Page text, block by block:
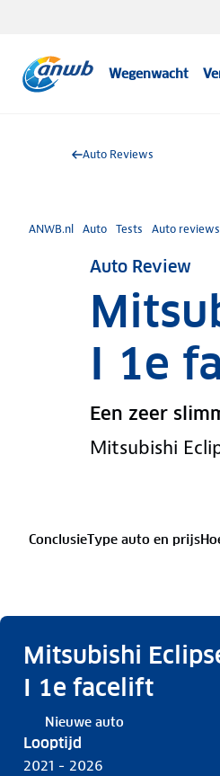
Wegenwacht
Auto Reviews
ANWB.nl Auto Tests Auto reviews
Auto Review
I 1e
Een zeer
Mitsubishi
ConclusieType auto en prijs
Mitsubishi
I 1e facelift
Nieuwe auto
Looptijd
2021 - 2026